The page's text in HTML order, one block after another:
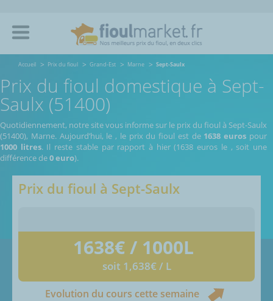
Accueil Prix du fioul Grand-Est Marne Sept-Saulx
Prix du fioul domestique à Sept-
Saulx (51400)
Quotidiennement, notre site vous informe sur le prix du fioul à Sept-Saulx
(51400), Marne. Aujourd’hui, le, le prix du fioul est de 1638 euros pour
1000 litres. Il reste stable par rapport à hier (1638 euros le , soit une
différence de0 euro).
Prix du fioul à Sept-Saulx
1638€ / 1000L
soit 1,638€ / L
Evolution du cours cette semaine